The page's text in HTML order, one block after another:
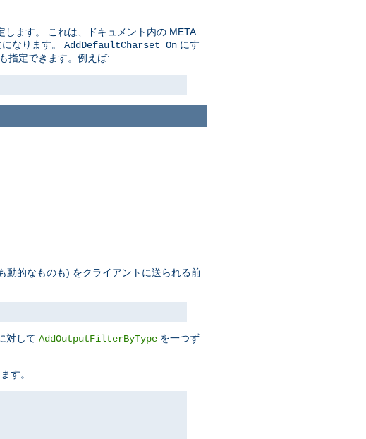
ます。 これは、ドキュメント内の META
なります。 AddDefaultCharset On にす
指定できます。例えば:
動的なものも) をクライアントに送られる前
対して AddOutputFilterByType を一つず
す。